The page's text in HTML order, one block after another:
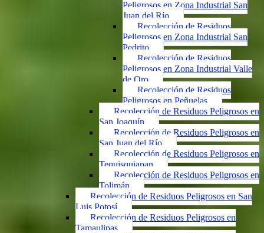
Peligrosos en Zona Industrial San
Juan del Río
Recolección de Residuos
Peligrosos en Zona Industrial San
Pedrito
Recolección de Residuos
Peligrosos en Zona Industrial Valle
de Oro
Recolección de Residuos
Peligrosos en Peñuelas
Recolección de Residuos Peligrosos en
San Joaquín
Recolección de Residuos Peligrosos en
San Juan del Río
Recolección de Residuos Peligrosos en
Tequisquiapan
Recolección de Residuos Peligrosos en
Tolimán
Recolección de Residuos Peligrosos en San
Luis Potosí
Recolección de Residuos Peligrosos en
Tamaulipas